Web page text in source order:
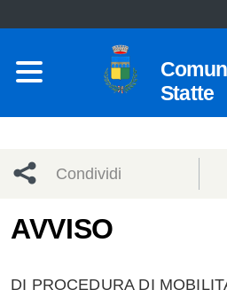
Statte
Condividi
Condividi
AVVISO
DI PROCEDURA DI